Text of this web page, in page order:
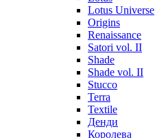
Lotus Universe
Origins
Renaissance
Satori vol. II
Shade
Shade vol. II
Stucco
Terra
Textile
Денди
Королева